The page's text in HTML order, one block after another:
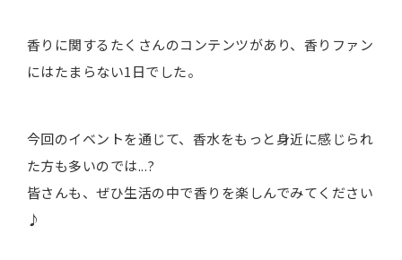
香りに関するたくさんのコンテンツがあり、香りファン
にはたまらない1日でした。
今回のイベントを通じて、香水をもっと身近に感じられ
た方も多いのでは...?
皆さんも、ぜひ生活の中で香りを楽しんでみてください
♪